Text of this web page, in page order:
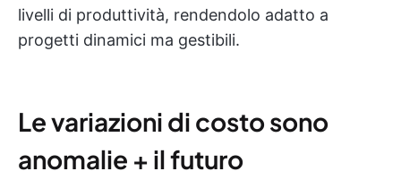
livelli di produttività, rendendolo adatto a
progetti dinamici ma gestibili.
Le variazioni di costo sono
anomalie + il futuro